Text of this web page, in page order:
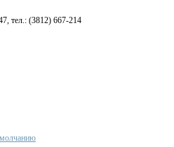
тел.: (3812) 667-214